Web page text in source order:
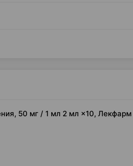
50 мг / 1 мл 2 мл ×10, Лекфарм